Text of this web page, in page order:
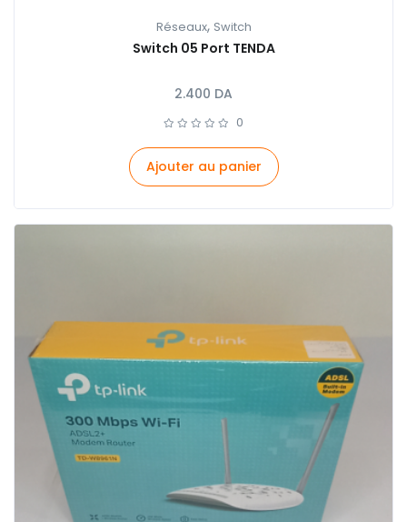
Réseaux, Switch
Switch 05 Port TENDA
2.400 DA
0
Ajouter au panier